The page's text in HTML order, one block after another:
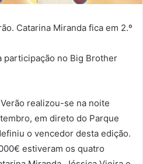
Catarina Miranda fica em 2.º
participação no Big Brother
realizou-se na noite
em direto do Parque
o vencedor desta edição.
estiveram os quatro